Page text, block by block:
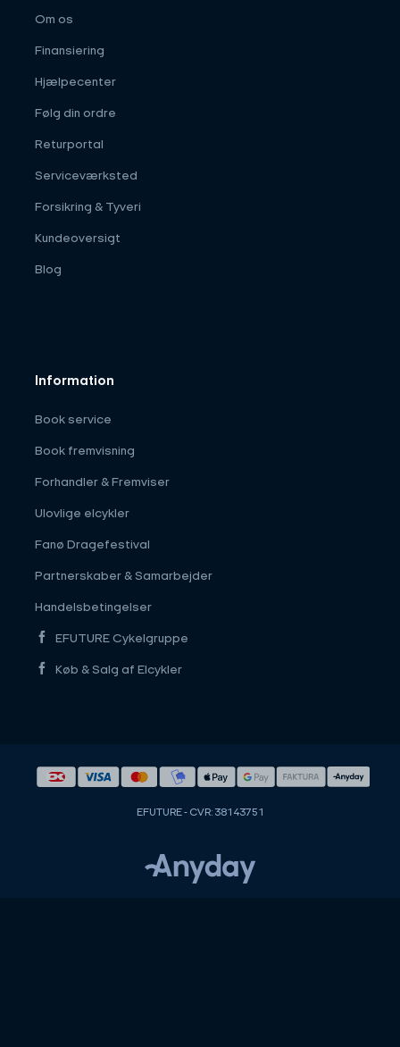
Om os
Finansiering
Hjælpecenter
Følg din ordre
Returportal
Serviceværksted
Forsikring & Tyveri
Kundeoversigt
Blog
Information
Book service
Book fremvisning
Forhandler & Fremviser
Ulovlige elcykler
Fanø Dragefestival
Partnerskaber & Samarbejder
Handelsbetingelser
EFUTURE Cykelgruppe
Køb & Salg af Elcykler
EFUTURE - CVR: 38143751